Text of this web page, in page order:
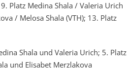
Platz Medina Shala / Valeria Urich
/ Melosa Shala (VTH); 13. Platz
Shala und Valeria Urich; 5. Platz
und Elisabet Merzlakova